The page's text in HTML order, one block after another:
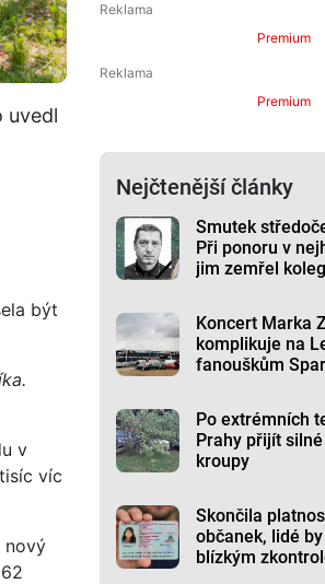
uvedl
být
v
víc
nový
Premium
Premium
Nejčtenější články
Smutek
Při ponoru v
jim zemřel
Koncert Marka
komplikuje na
fanouškům
Po extrémních
Prahy přijít
kroupy
Skončila
občanek, lidé
blízkým